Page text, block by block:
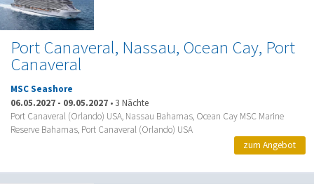
Port Canaveral, Nassau, Ocean Cay, Port
Canaveral
MSC Seashore
06.05.2027 - 09.05.2027 • 3 Nächte
Port Canaveral (Orlando) USA, Nassau Bahamas, Ocean Cay MSC Marine
Reserve Bahamas, Port Canaveral (Orlando) USA
zum Angebot